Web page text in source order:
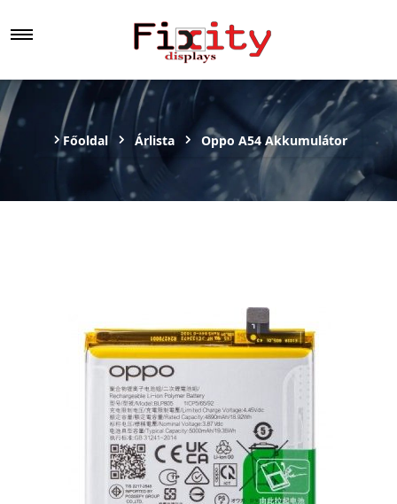
Főoldal Árlista Oppo A54 Akkumulátor